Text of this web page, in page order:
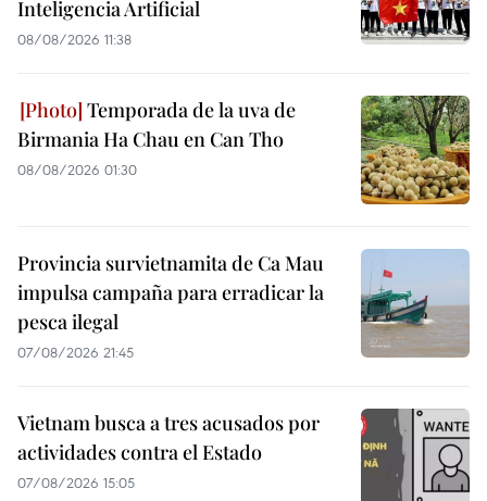
Inteligencia Artificial
08/08/2026 11:38
Temporada de la uva de
Birmania Ha Chau en Can Tho
08/08/2026 01:30
Provincia survietnamita de Ca Mau
impulsa campaña para erradicar la
pesca ilegal
07/08/2026 21:45
Vietnam busca a tres acusados por
actividades contra el Estado
07/08/2026 15:05